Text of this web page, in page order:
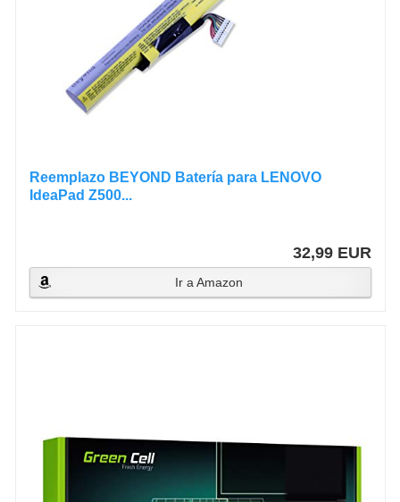
Reemplazo BEYOND Batería para LENOVO
IdeaPad Z500...
32,99 EUR
Ir a Amazon